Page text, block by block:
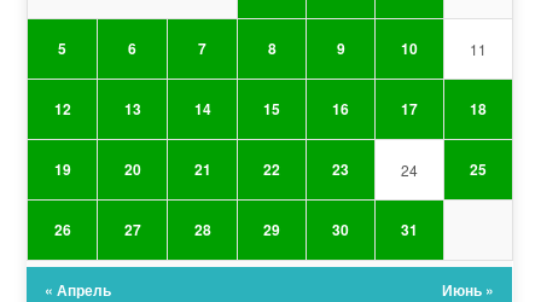
5 6 7 8 9 10 11
12 13 14 15 16 17 18
19 20 21 22 23 24 25
26 27 28 29 30 31
« Апрель Июнь »